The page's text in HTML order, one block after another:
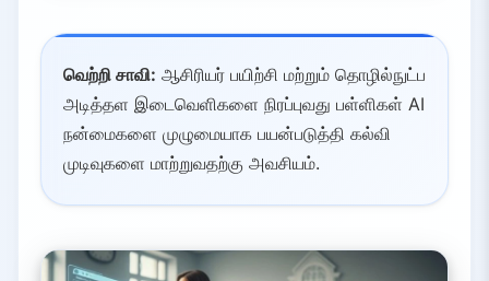
வெற்றி சாவி: ஆசிரியர் பயிற்சி மற்றும் தொழில்நுட்ப
அடித்தள இடைவெளிகளை நிரப்புவது பள்ளிகள் AI
நன்மைகளை முழுமையாக பயன்படுத்தி கல்வி
முடிவுகளை மாற்றுவதற்கு அவசியம்.